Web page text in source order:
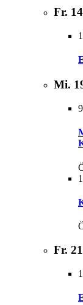
Fr. 14
Mi.
Fr. 21